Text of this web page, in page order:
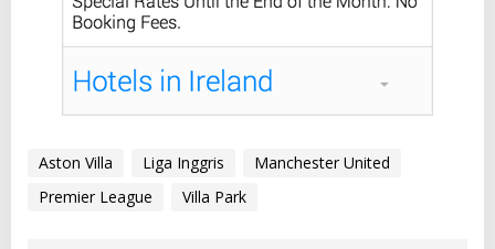
Aston Villa Liga Inggris
Manchester United
Premier League
Villa Park